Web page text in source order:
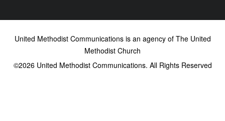
United Methodist Communications is an agency of The United
Methodist Church
©2026United Methodist Communications. All Rights Reserved